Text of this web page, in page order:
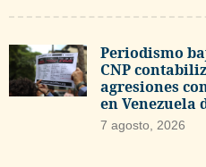
Periodismo
CNP
agresiones
en Venezuela
7 agosto, 2026